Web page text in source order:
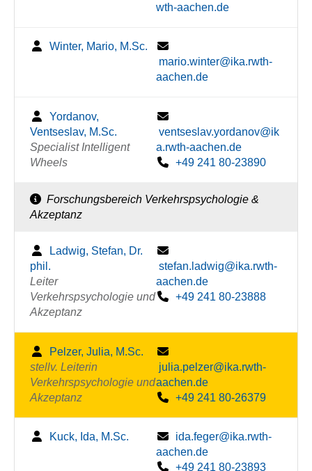
wth-aachen.de
Winter, Mario, M.Sc.
mario.winter@ika.rwth-
aachen.de
Yordanov,
Ventseslav, M.Sc.
Specialist Intelligent
Wheels
ventseslav.yordanov@ik
a.rwth-aachen.de
+49 241 80-23890
Forschungsbereich Verkehrspsychologie &
Akzeptanz
Ladwig, Stefan, Dr.
phil.
Leiter
Verkehrspsychologie und
Akzeptanz
stefan.ladwig@ika.rwth-
aachen.de
+49 241 80-23888
Pelzer, Julia, M.Sc.
stellv. Leiterin
Verkehrspsychologie und
Akzeptanz
julia.pelzer@ika.rwth-
aachen.de
+49 241 80-26379
Kuck, Ida, M.Sc.
ida.feger@ika.rwth-
aachen.de
+49 241 80-23893